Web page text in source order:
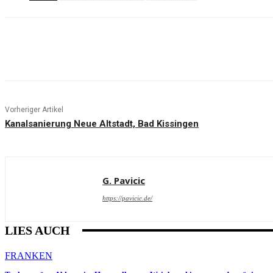
Vorheriger Artikel
Kanalsanierung Neue Altstadt, Bad Kissingen
G. Pavicic
https://pavicic.de/
LIES AUCH
FRANKEN